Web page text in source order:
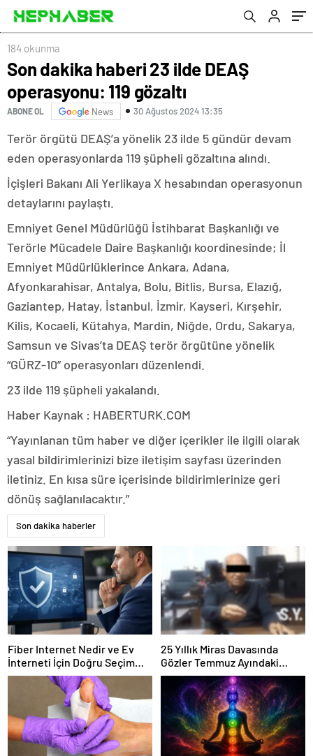
184 okunma
Son dakika haberi 23 ilde DEAŞ
operasyonu: 119 gözaltı
ABONE OL News 30 Ağustos 2024 13:35
Terör örgütü DEAŞ’a yönelik 23 ilde 5 gündür devam
eden operasyonlarda 119 şüpheli gözaltına alındı.
İçişleri Bakanı Ali Yerlikaya X hesabından operasyonun
detaylarını paylaştı.
Emniyet Genel Müdürlüğü İstihbarat Başkanlığı ve
Terörle Mücadele Daire Başkanlığı koordinesinde; İl
Emniyet Müdürlüklerince Ankara, Adana,
Afyonkarahisar, Antalya, Bolu, Bitlis, Bursa, Elazığ,
Gaziantep, Hatay, İstanbul, İzmir, Kayseri, Kırşehir,
Kilis, Kocaeli, Kütahya, Mardin, Niğde, Ordu, Sakarya,
Samsun ve Sivas’ta DEAŞ terör örgütüne yönelik
“GÜRZ-10” operasyonları düzenlendi.
23 ilde 119 şüpheli yakalandı.
Haber Kaynak : HABERTURK.COM
“Yayınlanan tüm haber ve diğer içerikler ile ilgili olarak
yasal bildirimlerinizi bize iletişim sayfası üzerinden
iletiniz. En kısa süre içerisinde bildirimlerinize geri
dönüş sağlanılacaktır.”
Son dakika haberler
Fiber Internet Nedir ve Ev
İnterneti İçin Doğru Seçim
Nasıl Yapılır
25 Yıllık Miras Davasında
Gözler Temmuz Ayındaki
Karar Duruşmasına Çevrildi